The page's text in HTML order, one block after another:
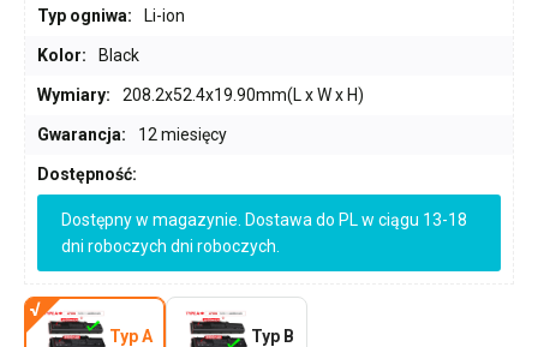
Typ ogniwa: Li-ion
Kolor: Black
Wymiary: 208.2x52.4x19.90mm(L x W x H)
Gwarancja: 12 miesięcy
Dostępność:
Dostępny w magazynie. Dostawa do PL w ciągu 13-18
dni roboczych dni roboczych.
Typ A Typ B